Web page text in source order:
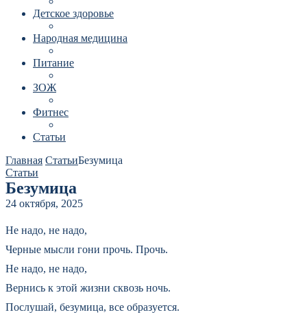
Детское здоровье
Народная медицина
Питание
ЗОЖ
Фитнес
Статьи
Главная СтатьиБезумица
Статьи
Безумица
24 октября, 2025
Не надо, не надо,
Черные мысли гони прочь. Прочь.
Не надо, не надо,
Вернись к этой жизни сквозь ночь.
Послушай, безумица, все образуется.